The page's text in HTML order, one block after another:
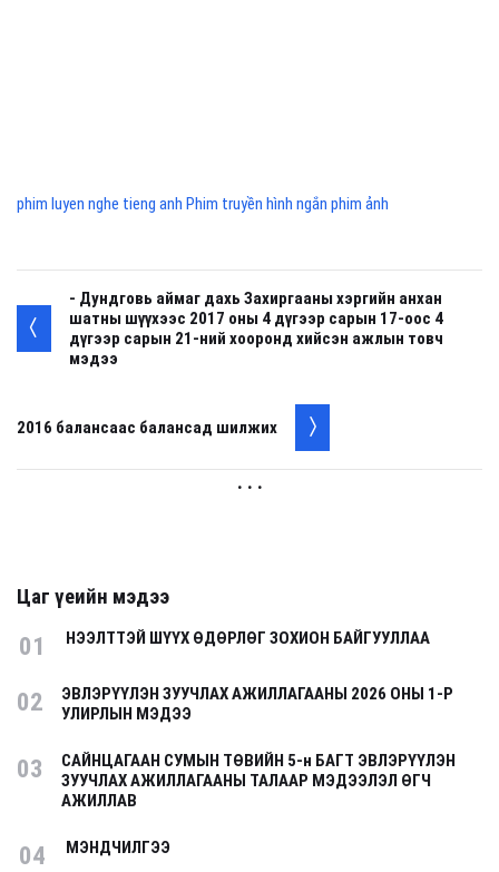
phim luyen nghe tieng anh Phim truyền hình ngắn phim ảnh
- Дундговь аймаг дахь Захиргааны хэргийн анхан
шатны шүүхээс 2017 оны 4 дүгээр сарын 17-оос 4
дүгээр сарын 21-ний хооронд хийсэн ажлын товч
мэдээ
2016 балансаас балансад шилжих
. . .
Цаг үеийн мэдээ
01 НЭЭЛТТЭЙ ШҮҮХ ӨДӨРЛӨГ ЗОХИОН БАЙГУУЛЛАА
02
ЭВЛЭРҮҮЛЭН ЗУУЧЛАХ АЖИЛЛАГААНЫ 2026 ОНЫ 1-Р
УЛИРЛЫН МЭДЭЭ
03
САЙНЦАГААН СУМЫН ТӨВИЙН 5-н БАГТ ЭВЛЭРҮҮЛЭН
ЗУУЧЛАХ АЖИЛЛАГААНЫ ТАЛААР МЭДЭЭЛЭЛ ӨГЧ
АЖИЛЛАВ
04 МЭНДЧИЛГЭЭ